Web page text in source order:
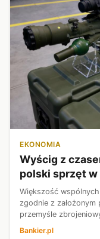
EKONOMIA
Wyścig z
polski sprzęt w
Większość
zgodnie z założonym
przemyśle
czwartkowej
Sobkowiak-Czarnecka.
Bankier.pl